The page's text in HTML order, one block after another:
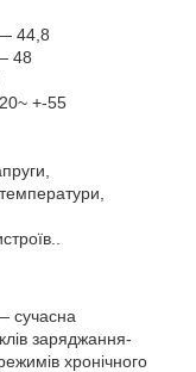
44,8
48
+-55
сучасна
заряджання-
хронічного